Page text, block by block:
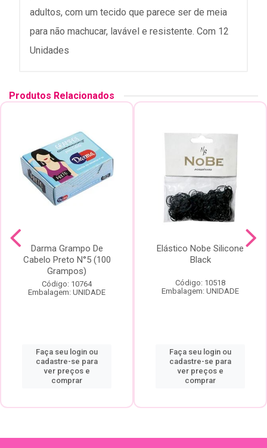
adultos, com um tecido que parece ser de meia
para não machucar, lavável e resistente. Com 12
Unidades
Produtos Relacionados
Darma Grampo De
Cabelo Preto N°5 (100
Grampos)
Código: 10764
Embalagem: UNIDADE
Faça seu login ou
cadastre-se para
ver preços e
comprar
Elástico Nobe Silicone
Black
Código: 10518
Embalagem: UNIDADE
Faça seu login ou
cadastre-se para
ver preços e
comprar